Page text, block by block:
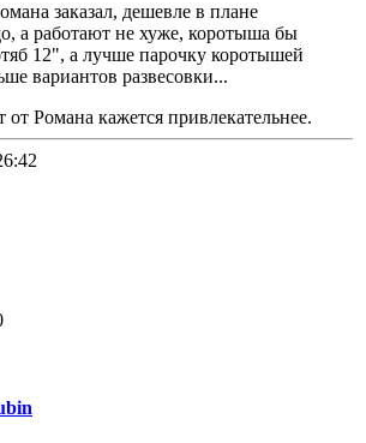
заказал, дешевле в плане
а работают не хуже, коротыша бы
12", а лучше парочку коротышей
вариантов развесовки...
от Романа кажется привлекательнее.